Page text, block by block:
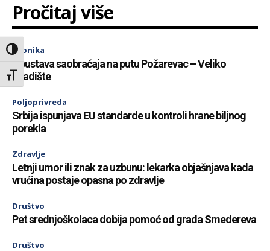
Toggle High Contrast
Toggle Font size
Pročitaj više
Hronika
Obustava saobraćaja na putu Požarevac – Veliko
Gradište
Poljoprivreda
Srbija ispunjava EU standarde u kontroli hrane biljnog
porekla
Zdravlje
Letnji umor ili znak za uzbunu: lekarka objašnjava kada
vrućina postaje opasna po zdravlje
Društvo
Pet srednjoškolaca dobija pomoć od grada Smedereva
Društvo